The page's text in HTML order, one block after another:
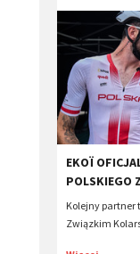
EKOÏ
POLSKIEGO
Kolejny partner
Związkim